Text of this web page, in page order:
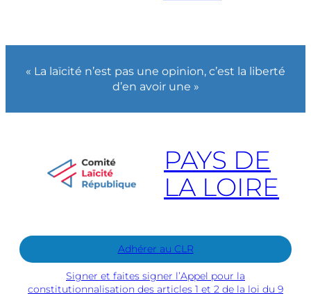
« La laïcité n’est pas une opinion, c’est la liberté
d’en avoir une »
PAYS DE
LA LOIRE
Adhérer au CLR
Signer et faites signer l’Appel pour la
constitutionnalisation des articles 1 et 2 de la loi du 9